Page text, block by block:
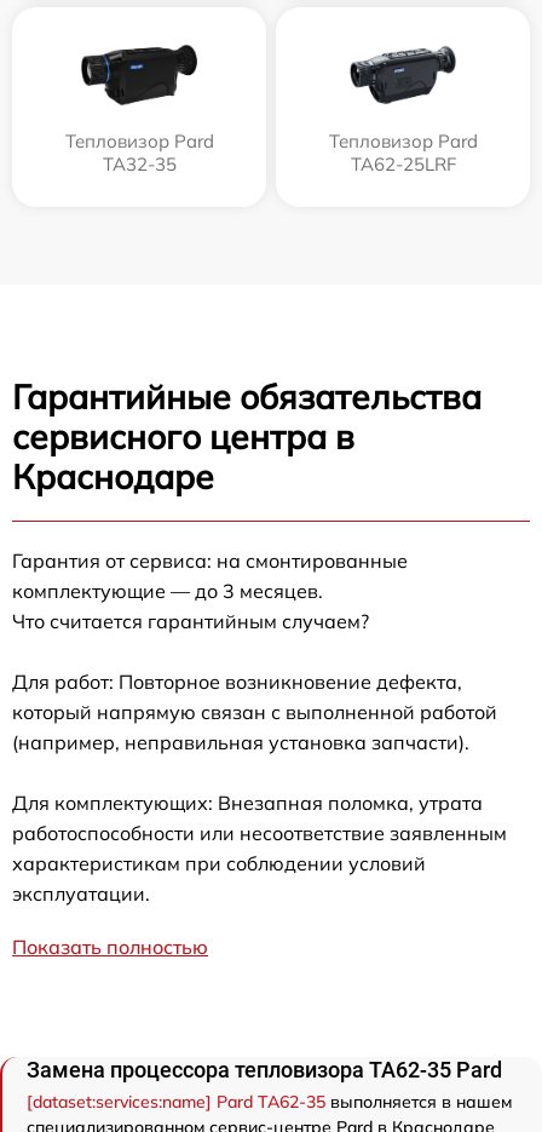
Тепловизор Pard
TA32-35
Тепловизор Pard
TA62-25LRF
Гарантийные обязательства
сервисного центра в
Краснодаре
Гарантия от сервиса: на смонтированные
комплектующие — до 3 месяцев.
Что считается гарантийным случаем?
Для работ: Повторное возникновение дефекта,
который напрямую связан с выполненной работой
(например, неправильная установка запчасти).
Для комплектующих: Внезапная поломка, утрата
работоспособности или несоответствие заявленным
характеристикам при соблюдении условий
эксплуатации.
Показать полностью
Замена процессора тепловизора TA62-35 Pard
[dataset:services:name] Pard TA62-35 выполняется в нашем
специализированном сервис-центре Pard в Краснодаре